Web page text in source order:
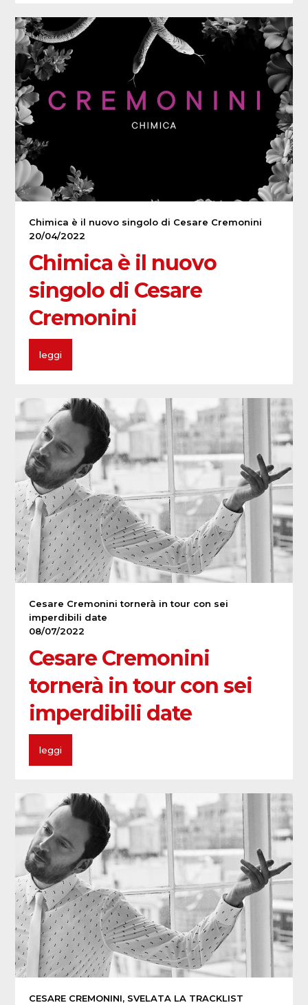
Chimica è il nuovo singolo di Cesare Cremonini
20/04/2022
Chimica è il nuovo
singolo di Cesare
Cremonini
leggi
Cesare Cremonini tornerà in tour con sei
imperdibili date
08/07/2022
Cesare Cremonini
tornerà in tour con sei
imperdibili date
leggi
CESARE CREMONINI, SVELATA LA TRACKLIST